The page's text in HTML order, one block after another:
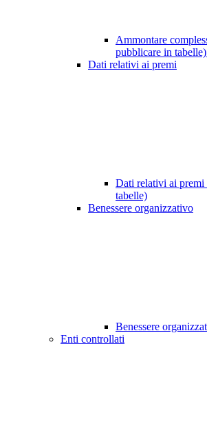
Ammontare
pubblicare in tabelle)
Dati relativi ai premi
Dati relativi ai premi
tabelle)
Benessere organizzativo
Benessere
Enti controllati